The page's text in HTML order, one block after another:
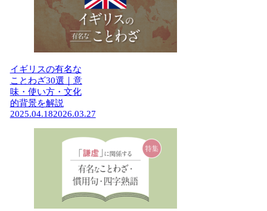
イギリスの有名な
ことわざ30選｜意
味・使い方・文化
的背景を解説
2025.04.182026.03.27